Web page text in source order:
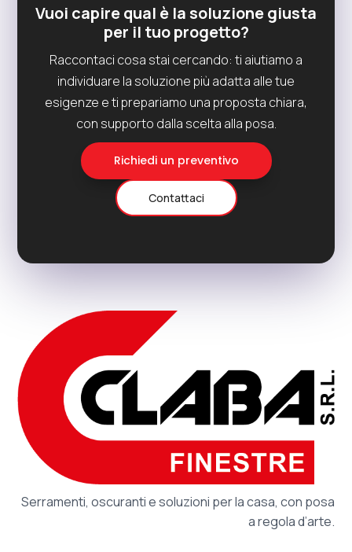
Vuoi capire qual è la soluzione giusta
per il tuo progetto?
Raccontaci cosa stai cercando: ti aiutiamo a
individuare la soluzione più adatta alle tue
esigenze e ti prepariamo una proposta chiara,
con supporto dalla scelta alla posa.
Richiedi un preventivo
Contattaci
Serramenti, oscuranti e soluzioni per la casa, con posa
a regola d’arte.